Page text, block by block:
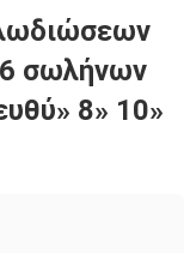
6 σωλήνων
8» 10»